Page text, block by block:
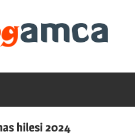
Blogamca
2025
hilesi 2024